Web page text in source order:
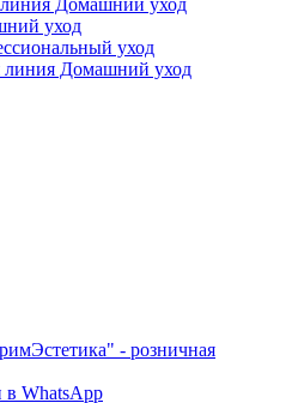
Домашний уход
уход
уход
Домашний уход
- розничная
в WhatsApp